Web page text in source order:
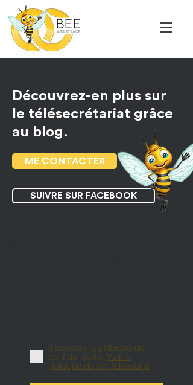
Découvrez-en plus sur
le télésecrétariat grâce
au blog.
ME CONTACTER
SUIVRE SUR FACEBOOK
J’accepte la politique de
confidentialité. Voir la
politique de confidentialité